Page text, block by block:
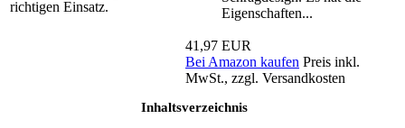
richtigen Einsatz.
Eigenschaften...
41,97 EUR
Bei Amazon kaufen Preis inkl.
MwSt., zzgl. Versandkosten
Inhaltsverzeichnis